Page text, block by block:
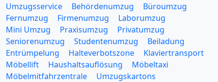
Umzugsservice Behördenumzug
Büroumzug
Fernumzug
Firmenumzug
Laborumzug
Mini Umzug
Praxisumzug
Privatumzug
Seniorenumzug
Studentenumzug
Beiladung
Entrümpelung
Halteverbotszone
Klaviertransport
Möbellift
Haushaltsauflösung
Möbeltaxi
Möbelmitfahrzentrale
Umzugskartons